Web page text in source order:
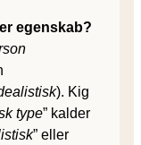
egenskab?
). Kig
type” kalder
” eller